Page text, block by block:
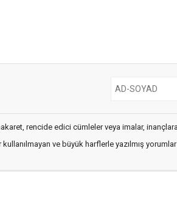
rencide edici cümleler veya imalar,
ve büyük harflerle yazılmış